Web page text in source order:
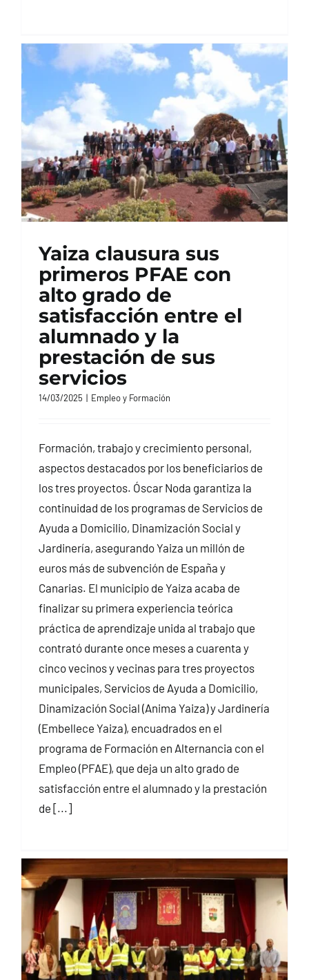
Yaiza clausura sus
primeros PFAE con
alto grado de
satisfacción entre el
alumnado y la
prestación de sus
servicios
14/03/2025 | Empleo y Formación
Formación, trabajo y crecimiento personal,
aspectos destacados por los beneficiarios de
los tres proyectos. Óscar Noda garantiza la
continuidad de los programas de Servicios de
Ayuda a Domicilio, Dinamización Social y
Jardinería, asegurando Yaiza un millón de
euros más de subvención de España y
Canarias. El municipio de Yaiza acaba de
finalizar su primera experiencia teórica
práctica de aprendizaje unida al trabajo que
contrató durante once meses a cuarenta y
cinco vecinos y vecinas para tres proyectos
municipales, Servicios de Ayuda a Domicilio,
Dinamización Social (Anima Yaiza) y Jardinería
(Embellece Yaiza), encuadrados en el
programa de Formación en Alternancia con el
Empleo (PFAE), que deja un alto grado de
satisfacción entre el alumnado y la prestación
de [...]